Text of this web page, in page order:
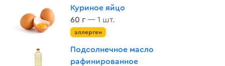
Куриное яйцо
60 г — 1 шт.
аллерген
Подсолнечное масло
рафинированное